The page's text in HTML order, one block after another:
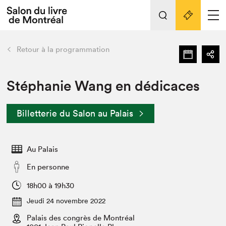
Espace médias
Espace exposant⋅e⋅s
Tout sur l'édition 2022
Actualités
Vidéos et Balados
Club de lecture Braindate
retour Nos activités
Édition 2022
Nous connaître
Projets partenaires 2022
Archives
Liens pratiques
Retour à la programmation
Stéphanie Wang en dédicaces
Billetterie du Salon au Palais
Au Palais
En personne
18h00 à 19h30
Jeudi 24 novembre 2022
Palais des congrès de Montréal